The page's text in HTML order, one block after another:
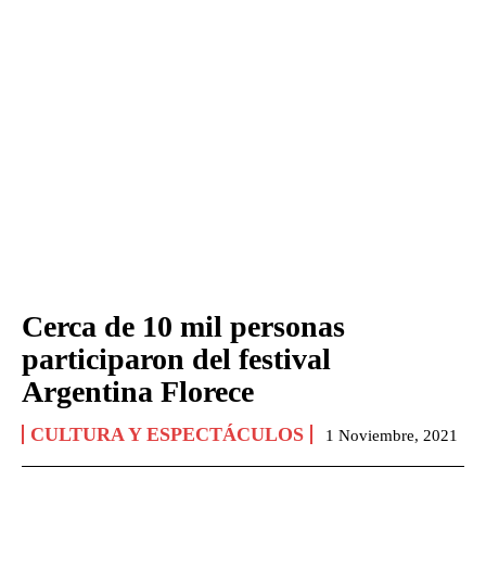
Cerca de 10 mil personas
participaron del festival
Argentina Florece
CULTURA Y ESPECTÁCULOS 1 Noviembre, 2021